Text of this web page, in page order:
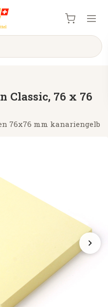
Classic, 76 x 76
76x76 mm kanariengelb